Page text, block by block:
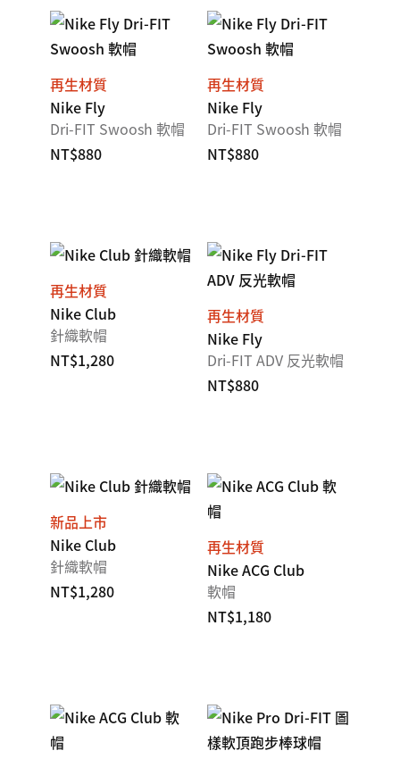
再生材質
Nike Fly
Dri-FIT Swoosh 軟帽
NT$880
再生材質
Nike Fly
Dri-FIT Swoosh 軟帽
NT$880
再生材質
Nike Club
針織軟帽
NT$1,280
再生材質
Nike Fly
Dri-FIT ADV 反光軟帽
NT$880
新品上市
Nike Club
針織軟帽
NT$1,280
再生材質
Nike ACG Club
軟帽
NT$1,180